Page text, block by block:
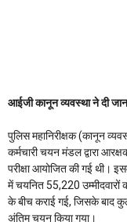
आईजी कानून व्यवस्था ने दी
पुलिस महानिरीक्षक (कानून
कर्मचारी चयन मंडल द्वारा
परीक्षा आयोजित की गई थी।
में चयनित 55,220 उम्मीदवारों
के बीच कराई गई, जिसके बाद
अंतिम चयन किया गया।